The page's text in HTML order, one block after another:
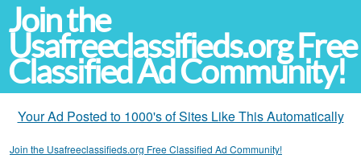
Join the
Usafreeclassifieds.org Free
Classified Ad Community!
Your Ad Posted to 1000's of Sites Like This Automatically
Join the Usafreeclassifieds.org Free Classified Ad Community!